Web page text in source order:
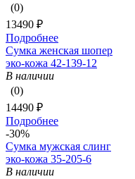
(0)
13490 ₽
Подробнее
Сумка женская шопер
эко-кожа 42-139-12
В наличии
(0)
14490 ₽
Подробнее
-30%
Сумка мужская слинг
эко-кожа 35-205-6
В наличии